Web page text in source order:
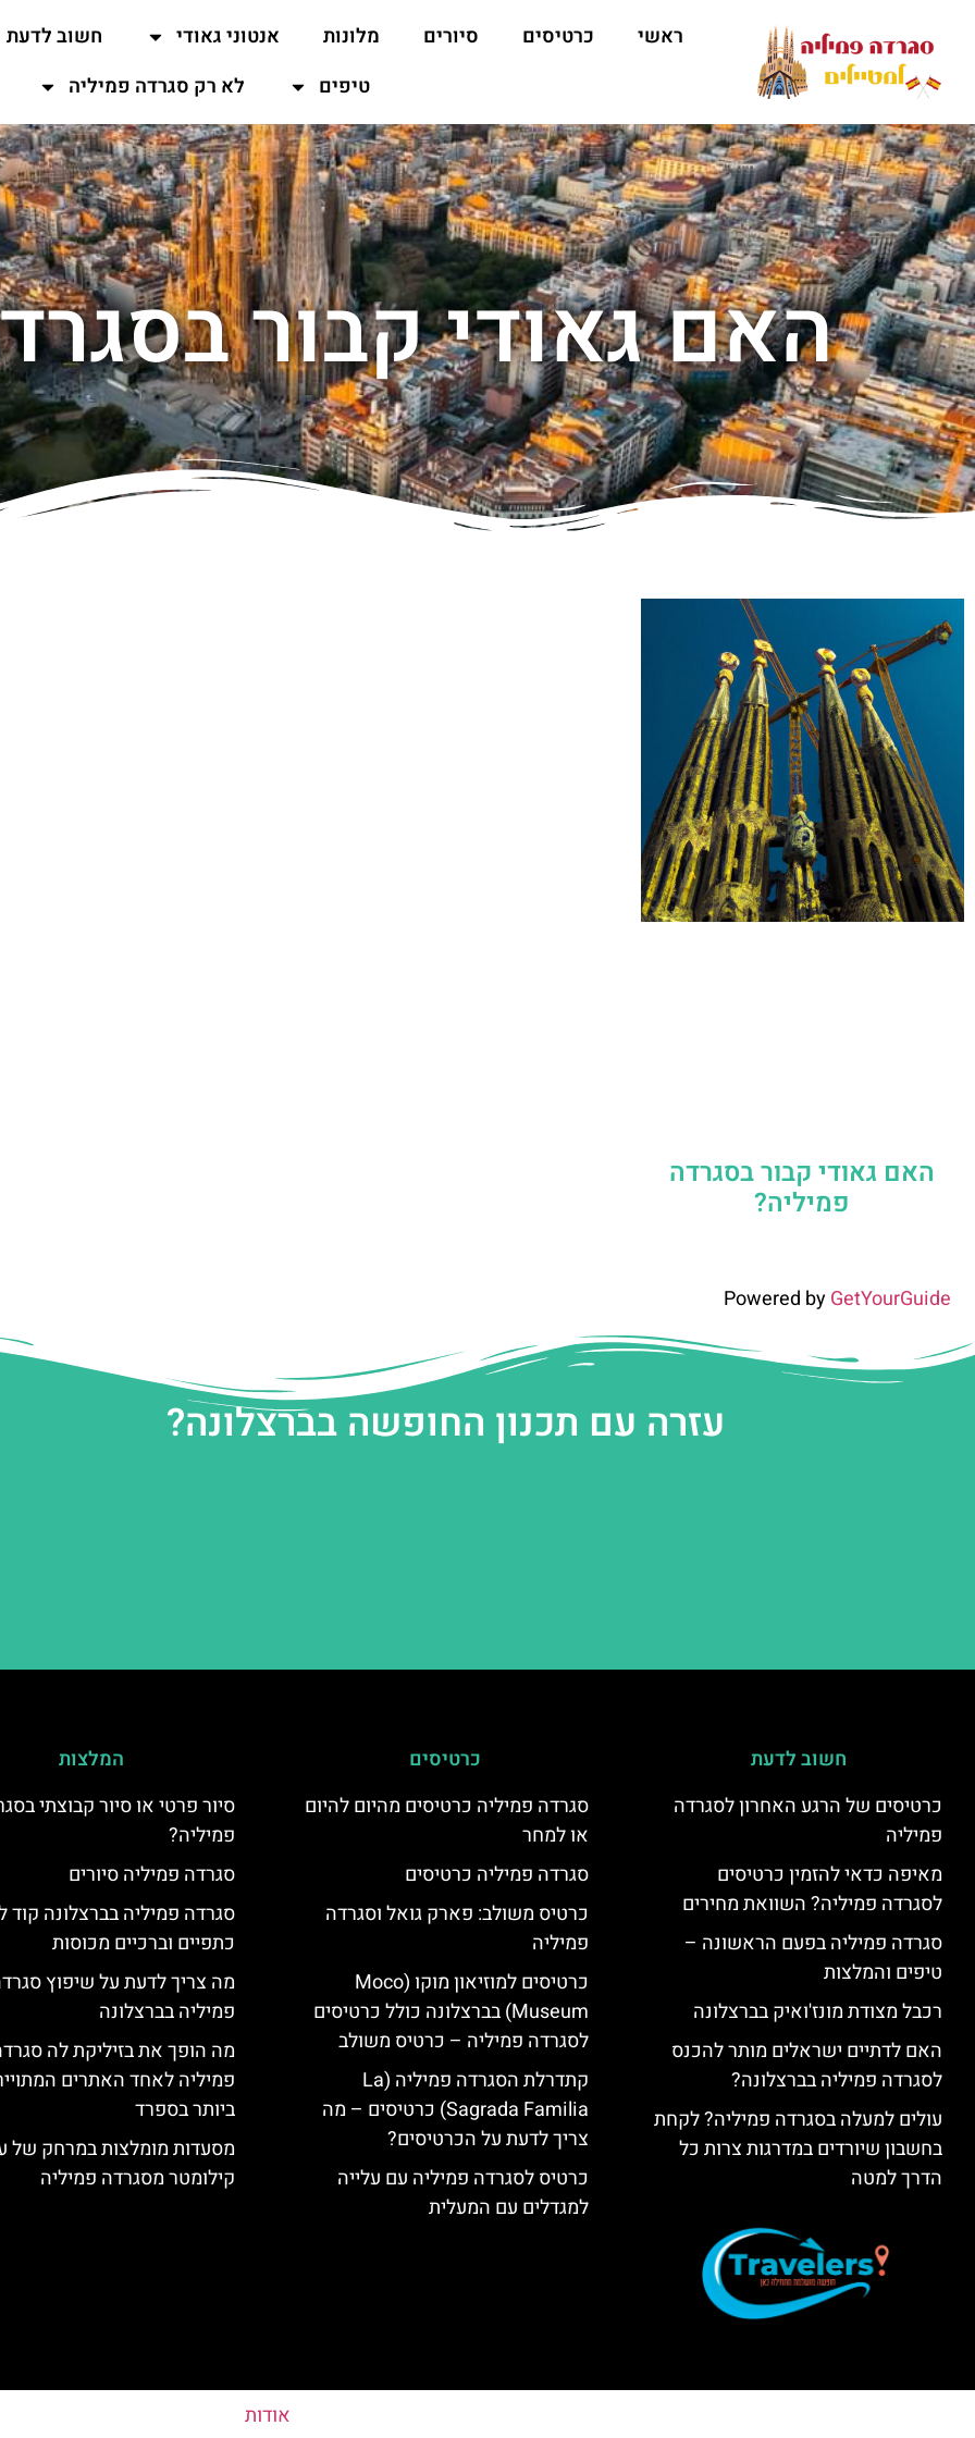
ראשי כרטיסים סיורים מלונות אנטוני גאודי חשוב לדעת
טיפים
לא רק סגרדה פמיליה
האם גאודי קבור
האם גאודי קבור בסגרדה
פמיליה?
Powered byGetYourGuide
עזרה עם תכנון החופשה בברצלונה?
חשוב לדעת
כרטיסים של הרגע האחרון לסגרדה
פמיליה
מאיפה כדאי להזמין כרטיסים
לסגרדה פמיליה? השוואת מחירים
סגרדה פמיליה בפעם הראשונה –
טיפים והמלצות
רכבל מצודת מונז'ואיק בברצלונה
האם לדתיים ישראלים מותר להכנס
לסגרדה פמיליה בברצלונה?
עולים למעלה בסגרדה פמיליה? לקחת
בחשבון שיורדים במדרגות צרות כל
הדרך למטה
כרטיסים
סגרדה פמיליה כרטיסים מהיום להיום
או למחר
סגרדה פמיליה כרטיסים
כרטיס משולב: פארק גואל וסגרדה
פמיליה
כרטיסים למוזיאון מוקו (Moco
Museum) בברצלונה כולל כרטיסים
לסגרדה פמיליה – כרטיס משולב
קתדרלת הסגרדה פמיליה (La
Sagrada Familia) כרטיסים – מה
צריך לדעת על הכרטיסים?
כרטיס לסגרדה פמיליה עם עלייה
למגדלים עם המעלית
המלצות
סיור פרטי או סיור קבוצתי
פמיליה?
סגרדה פמיליה סיורים
סגרדה פמיליה בברצלונה קוד
כתפיים וברכיים מכוסות
מה צריך לדעת על שיפוץ
פמיליה בברצלונה
מה הופך את בזיליקת לה
פמיליה לאחד האתרים
ביותר בספרד
מסעדות מומלצות במרחק של
קילומטר מסגרדה פמיליה
אודות